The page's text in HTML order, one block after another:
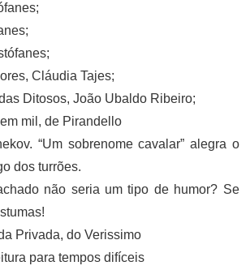
Cláudia Tajes;
Ditosos, João Ubaldo Ribeiro;
mil, de Pirandello
“Um sobrenome cavalar” alegra o
dos turrões.
não seria um tipo de humor? Se
Privada, do Verissimo
para tempos difíceis